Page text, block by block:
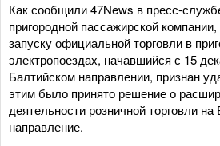
Как сообщили 47News в пресс-
пригородной пассажирской
запуску официальной торговли в
электропоездах, начавшийся с 15
Балтийском направлении, признан
этим было принято решение о
деятельности розничной торговли на
направление.